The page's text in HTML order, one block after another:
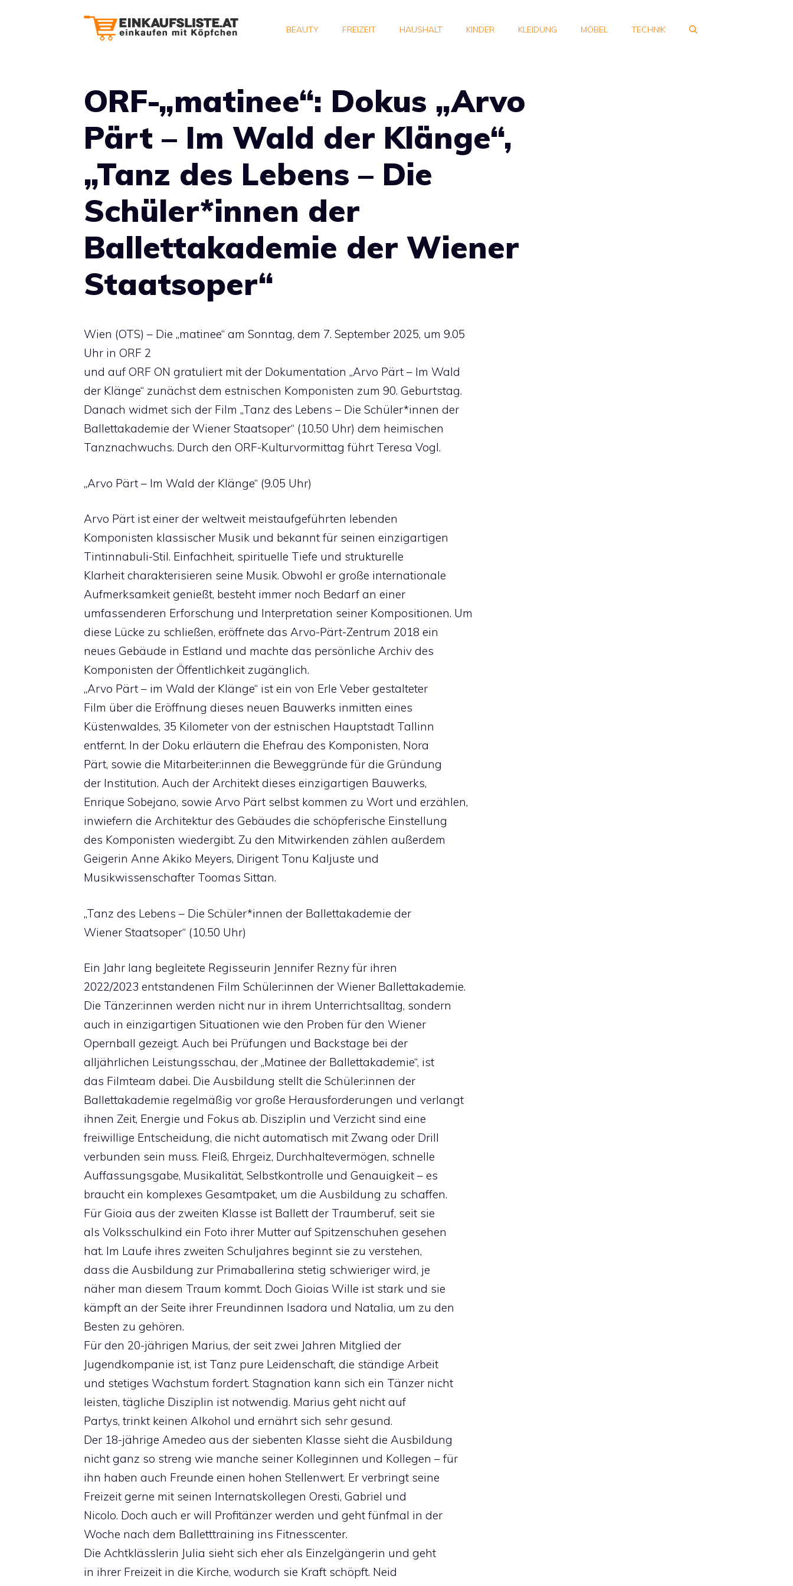
BEAUTY FREIZEIT HAUSHALT KINDER KLEIDUNG MÖBEL TECHNIK
ORF-„matinee“: Dokus „Arvo
Pärt – Im Wald der Klänge“,
„Tanz des Lebens – Die
Schüler*innen der
Ballettakademie der Wiener
Staatsoper“
Wien (OTS) – Die „matinee“ am Sonntag, dem 7. September 2025, um 9.05
Uhr in ORF 2
und auf ORF ON gratuliert mit der Dokumentation „Arvo Pärt – Im Wald
der Klänge“ zunächst dem estnischen Komponisten zum 90. Geburtstag.
Danach widmet sich der Film „Tanz des Lebens – Die Schüler*innen der
Ballettakademie der Wiener Staatsoper“ (10.50 Uhr) dem heimischen
Tanznachwuchs. Durch den ORF-Kulturvormittag führt Teresa Vogl.
„Arvo Pärt – Im Wald der Klänge“ (9.05 Uhr)
Arvo Pärt ist einer der weltweit meistaufgeführten lebenden
Komponisten klassischer Musik und bekannt für seinen einzigartigen
Tintinnabuli-Stil. Einfachheit, spirituelle Tiefe und strukturelle
Klarheit charakterisieren seine Musik. Obwohl er große internationale
Aufmerksamkeit genießt, besteht immer noch Bedarf an einer
umfassenderen Erforschung und Interpretation seiner Kompositionen. Um
diese Lücke zu schließen, eröffnete das Arvo-Pärt-Zentrum 2018 ein
neues Gebäude in Estland und machte das persönliche Archiv des
Komponisten der Öffentlichkeit zugänglich.
„Arvo Pärt – im Wald der Klänge“ ist ein von Erle Veber gestalteter
Film über die Eröffnung dieses neuen Bauwerks inmitten eines
Küstenwaldes, 35 Kilometer von der estnischen Hauptstadt Tallinn
entfernt. In der Doku erläutern die Ehefrau des Komponisten, Nora
Pärt, sowie die Mitarbeiter:innen die Beweggründe für die Gründung
der Institution. Auch der Architekt dieses einzigartigen Bauwerks,
Enrique Sobejano, sowie Arvo Pärt selbst kommen zu Wort und erzählen,
inwiefern die Architektur des Gebäudes die schöpferische Einstellung
des Komponisten wiedergibt. Zu den Mitwirkenden zählen außerdem
Geigerin Anne Akiko Meyers, Dirigent Tonu Kaljuste und
Musikwissenschafter Toomas Sittan.
„Tanz des Lebens – Die Schüler*innen der Ballettakademie der
Wiener Staatsoper“ (10.50 Uhr)
Ein Jahr lang begleitete Regisseurin Jennifer Rezny für ihren
2022/2023 entstandenen Film Schüler:innen der Wiener Ballettakademie.
Die Tänzer:innen werden nicht nur in ihrem Unterrichtsalltag, sondern
auch in einzigartigen Situationen wie den Proben für den Wiener
Opernball gezeigt. Auch bei Prüfungen und Backstage bei der
alljährlichen Leistungsschau, der „Matinee der Ballettakademie“, ist
das Filmteam dabei. Die Ausbildung stellt die Schüler:innen der
Ballettakademie regelmäßig vor große Herausforderungen und verlangt
ihnen Zeit, Energie und Fokus ab. Disziplin und Verzicht sind eine
freiwillige Entscheidung, die nicht automatisch mit Zwang oder Drill
verbunden sein muss. Fleiß, Ehrgeiz, Durchhaltevermögen, schnelle
Auffassungsgabe, Musikalität, Selbstkontrolle und Genauigkeit – es
braucht ein komplexes Gesamtpaket, um die Ausbildung zu schaffen.
Für Gioia aus der zweiten Klasse ist Ballett der Traumberuf, seit sie
als Volksschulkind ein Foto ihrer Mutter auf Spitzenschuhen gesehen
hat. Im Laufe ihres zweiten Schuljahres beginnt sie zu verstehen,
dass die Ausbildung zur Primaballerina stetig schwieriger wird, je
näher man diesem Traum kommt. Doch Gioias Wille ist stark und sie
kämpft an der Seite ihrer Freundinnen Isadora und Natalia, um zu den
Besten zu gehören.
Für den 20-jährigen Marius, der seit zwei Jahren Mitglied der
Jugendkompanie ist, ist Tanz pure Leidenschaft, die ständige Arbeit
und stetiges Wachstum fordert. Stagnation kann sich ein Tänzer nicht
leisten, tägliche Disziplin ist notwendig. Marius geht nicht auf
Partys, trinkt keinen Alkohol und ernährt sich sehr gesund.
Der 18-jährige Amedeo aus der siebenten Klasse sieht die Ausbildung
nicht ganz so streng wie manche seiner Kolleginnen und Kollegen – für
ihn haben auch Freunde einen hohen Stellenwert. Er verbringt seine
Freizeit gerne mit seinen Internatskollegen Oresti, Gabriel und
Nicolo. Doch auch er will Profitänzer werden und geht fünfmal in der
Woche nach dem Balletttraining ins Fitnesscenter.
Die Achtklässlerin Julia sieht sich eher als Einzelgängerin und geht
in ihrer Freizeit in die Kirche, wodurch sie Kraft schöpft. Neid